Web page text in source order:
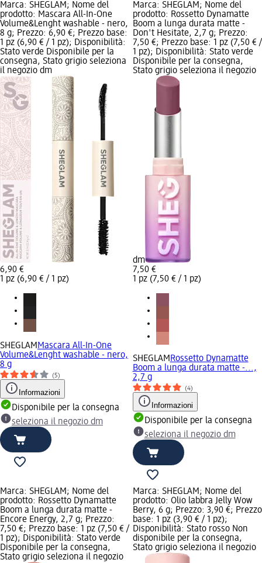
Marca: SHEGLAM; Nome del
prodotto: Mascara All-In-One
Volume&Lenght washable - nero,
8 g; Prezzo: 6,90 €; Prezzo base:
1 pz (6,90 € / 1 pz); Disponibilità:
Stato verde Disponibile per la
consegna, Stato grigio seleziona
il negozio dm
6,90 €
1 pz (6,90 € / 1 pz)
SHEGLAMMascara All-In-One
Volume&Lenght washable - nero,
8 g
(5)
Informazioni
Disponibile per la consegna
seleziona il negozio dm
Marca: SHEGLAM; Nome del
prodotto: Rossetto Dynamatte
Boom a lunga durata matte -
Don't Hesitate, 2,7 g; Prezzo:
7,50 €; Prezzo base: 1 pz (7,50 € /
1 pz); Disponibilità: Stato verde
Disponibile per la consegna,
Stato grigio seleziona il negozio
dm
7,50 €
1 pz (7,50 € / 1 pz)
SHEGLAMRossetto Dynamatte
Boom a lunga durata matte -...,
2,7 g
(4)
Informazioni
Disponibile per la consegna
seleziona il negozio dm
Marca: SHEGLAM; Nome del
prodotto: Rossetto Dynamatte
Boom a lunga durata matte -
Encore Energy, 2,7 g; Prezzo:
7,50 €; Prezzo base: 1 pz (7,50 € /
1 pz); Disponibilità: Stato verde
Disponibile per la consegna,
Stato grigio seleziona il negozio
Marca: SHEGLAM; Nome del
prodotto: Olio labbra Jelly Wow
Berry, 6 g; Prezzo: 3,90 €; Prezzo
base: 1 pz (3,90 € / 1 pz);
Disponibilità: Stato rosso Non
disponibile per la consegna,
Stato grigio seleziona il negozio